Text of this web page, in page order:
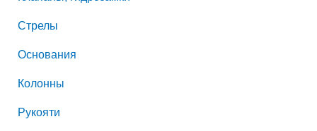
Стрелы
Основания
Колонны
Рукояти